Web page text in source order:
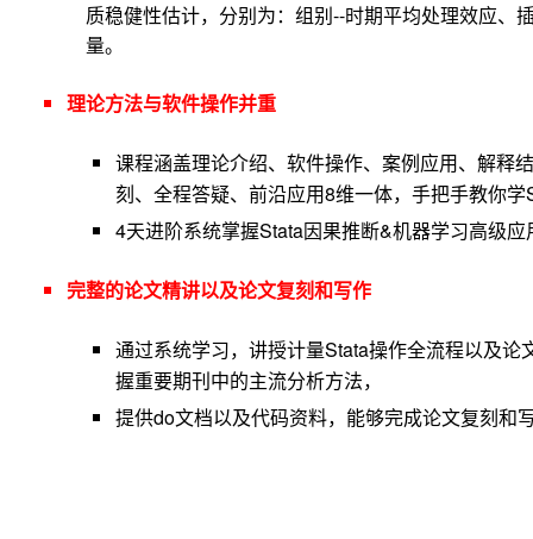
质稳健性估计，分别为：组别--时期平均处理效应、
量。
理论方法与软件操作并重
课程涵盖理论介绍、软件操作、案例应用、解释
刻、全程答疑、前沿应用8维一体，手把手教你
4天进阶系统掌握Stata因果推断&机器学习高级应
完整的论文精讲以及论文复刻和写作
通过系统学习，讲授计量Stata操作全流程以及论
握重要期刊中的主流分析方法，
提供do文档以及代码资料，能够完成论文复刻和